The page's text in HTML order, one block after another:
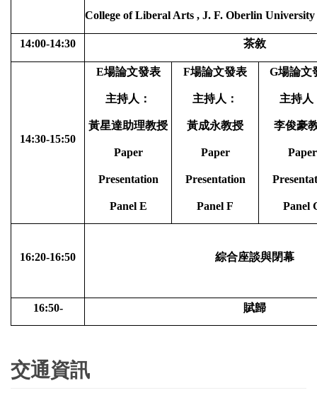
College of Liberal Arts , J. F. Oberlin University
14:00-14:30 茶敘
14:30-15:50
E場論文發表
主持人：
黃星達助理教授
Paper
Presentation
Panel E
F場論文發表
主持人：
黃成永教授
Paper
Presentation
Panel F
G場論文
主持人
李俊豪
Paper
Panel
16:20-16:50 綜合座談與閉幕
16:50- 賦歸
交通資訊